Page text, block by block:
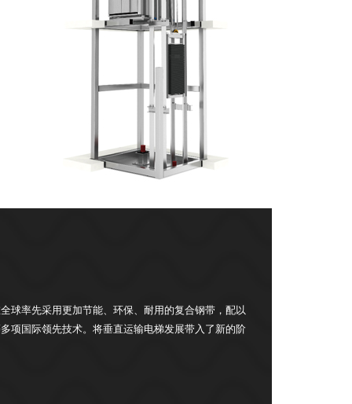
球率先采用更加节能、环保、耐用的复合钢带，配以
项国际领先技术。将垂直运输电梯发展带入了新的阶